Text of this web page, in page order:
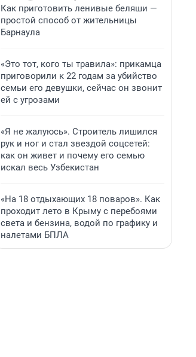
Как приготовить ленивые беляши —
простой способ от жительницы
Барнаула
«Это тот, кого ты травила»: прикамца
приговорили к 22 годам за убийство
семьи его девушки, сейчас он звонит
ей с угрозами
«Я не жалуюсь». Строитель лишился
рук и ног и стал звездой соцсетей:
как он живет и почему его семью
искал весь Узбекистан
«На 18 отдыхающих 18 поваров». Как
проходит лето в Крыму с перебоями
света и бензина, водой по графику и
налетами БПЛА